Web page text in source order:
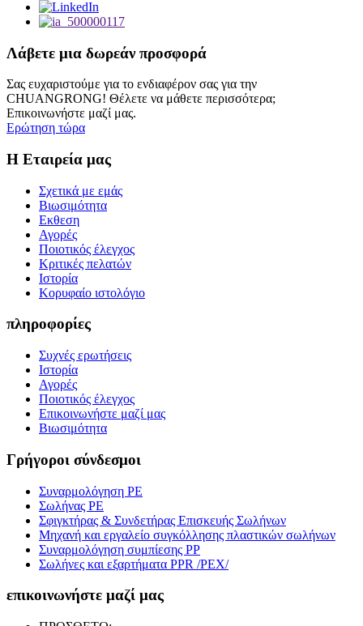
Λάβετε μια δωρεάν προσφορά
Σας ευχαριστούμε για το ενδιαφέρον σας για την
CHUANGRONG! Θέλετε να μάθετε περισσότερα;
Επικοινωνήστε μαζί μας.
Ερώτηση τώρα
Η Εταιρεία μας
Σχετικά με εμάς
Βιωσιμότητα
Εκθεση
Αγορές
Ποιοτικός έλεγχος
Κριτικές πελατών
Ιστορία
Κορυφαίο ιστολόγιο
πληροφορίες
Συχνές ερωτήσεις
Ιστορία
Αγορές
Ποιοτικός έλεγχος
Επικοινωνήστε μαζί μας
Βιωσιμότητα
Γρήγοροι σύνδεσμοι
Συναρμολόγηση PE
Σωλήνας PE
Σφιγκτήρας & Συνδετήρας Επισκευής Σωλήνων
Μηχανή και εργαλείο συγκόλλησης πλαστικών σωλήνων
Συναρμολόγηση συμπίεσης PP
Σωλήνες και εξαρτήματα PPR /PEX/
επικοινωνήστε μαζί μας